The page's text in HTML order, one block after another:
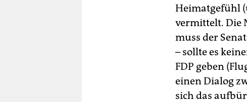
Heimatgefühl
vermittelt. Die
muss der
– sollte es
FDP geben
einen Dialog
sich das